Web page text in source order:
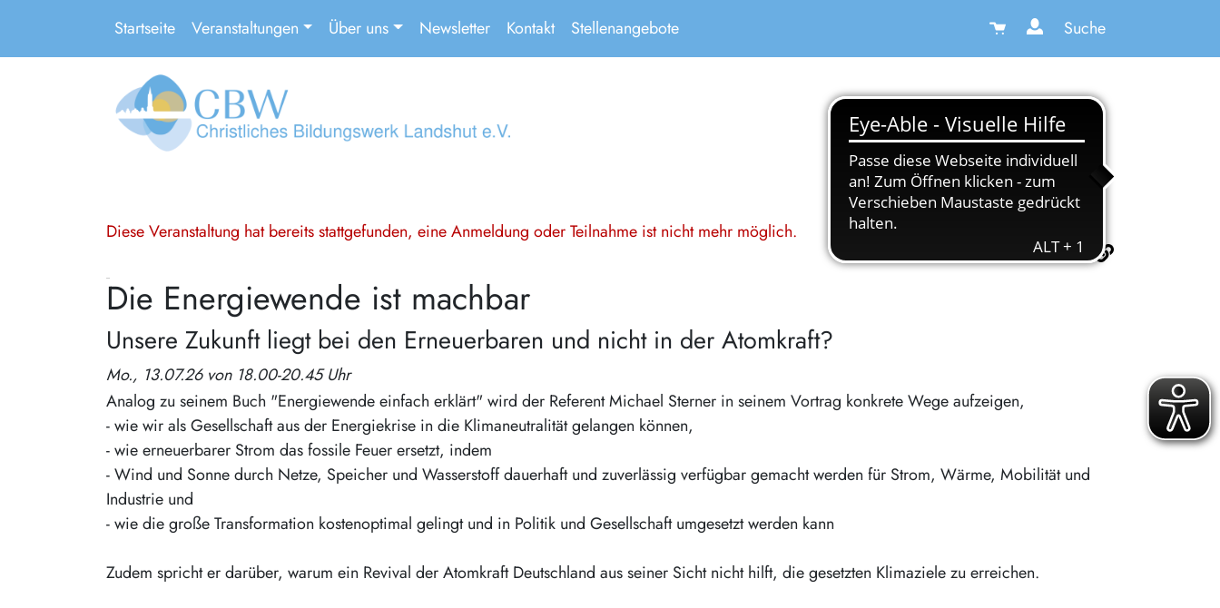
Startseite Veranstaltungen Über uns Newsletter Kontakt Stellenangebote Suche
Diese Veranstaltung hat bereits stattgefunden, eine Anmeldung oder Teilnahme ist nicht mehr möglich.
Die Energiewende ist machbar
Unsere Zukunft liegt bei den Erneuerbaren und nicht in der Atomkraft?
Mo., 13.07.26 von 18.00-20.45 Uhr
Analog zu seinem Buch "Energiewende einfach erklärt" wird der Referent Michael Sterner in seinem Vortrag konkrete Wege aufzeigen,
- wie wir als Gesellschaft aus der Energiekrise in die Klimaneutralität gelangen können,
- wie erneuerbarer Strom das fossile Feuer ersetzt, indem
- Wind und Sonne durch Netze, Speicher und Wasserstoff dauerhaft und zuverlässig verfügbar gemacht werden für Strom, Wärme, Mobilität und
Industrie und
- wie die große Transformation kostenoptimal gelingt und in Politik und Gesellschaft umgesetzt werden kann
Zudem spricht er darüber, warum ein Revival der Atomkraft Deutschland aus seiner Sicht nicht hilft, die gesetzten Klimaziele zu erreichen.